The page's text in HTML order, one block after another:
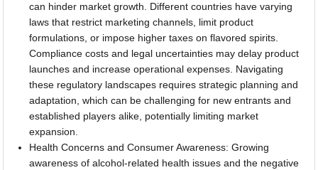
can hinder market growth. Different countries have varying
laws that restrict marketing channels, limit product
formulations, or impose higher taxes on flavored spirits.
Compliance costs and legal uncertainties may delay product
launches and increase operational expenses. Navigating
these regulatory landscapes requires strategic planning and
adaptation, which can be challenging for new entrants and
established players alike, potentially limiting market
expansion.
Health Concerns and Consumer Awareness: Growing
awareness of alcohol-related health issues and the negative